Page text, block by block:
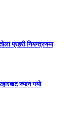
प्रहरी नियन्त्रणमा
ज्यान गयो